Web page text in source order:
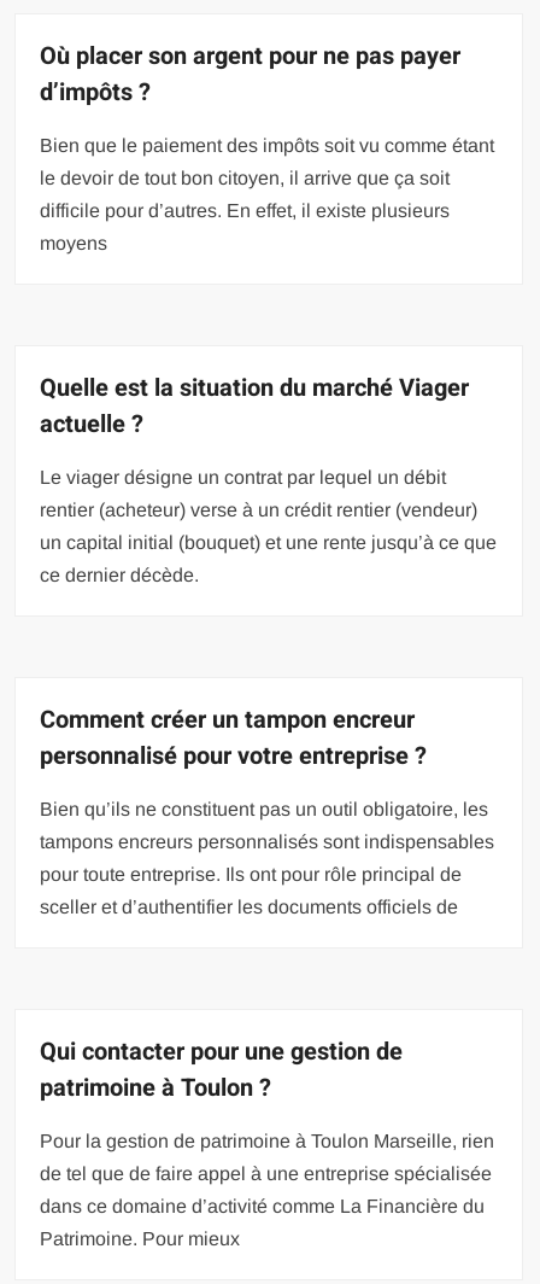
Où placer son argent pour ne pas payer
d’impôts ?
Bien que le paiement des impôts soit vu comme étant
le devoir de tout bon citoyen, il arrive que ça soit
difficile pour d’autres. En effet, il existe plusieurs
moyens
Quelle est la situation du marché Viager
actuelle ?
Le viager désigne un contrat par lequel un débit
rentier (acheteur) verse à un crédit rentier (vendeur)
un capital initial (bouquet) et une rente jusqu’à ce que
ce dernier décède.
Comment créer un tampon encreur
personnalisé pour votre entreprise ?
Bien qu’ils ne constituent pas un outil obligatoire, les
tampons encreurs personnalisés sont indispensables
pour toute entreprise. Ils ont pour rôle principal de
sceller et d’authentifier les documents officiels de
Qui contacter pour une gestion de
patrimoine à Toulon ?
Pour la gestion de patrimoine à Toulon Marseille, rien
de tel que de faire appel à une entreprise spécialisée
dans ce domaine d’activité comme La Financière du
Patrimoine. Pour mieux